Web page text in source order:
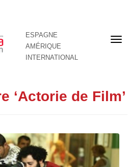
ESPAGNE
AMÉRIQUE
INTERNATIONAL
‘Actorie de Film’